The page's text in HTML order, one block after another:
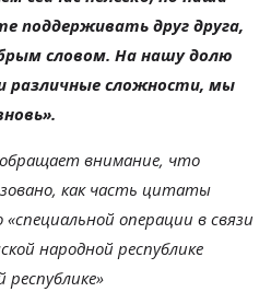
поддерживать друг друга,
словом. На нашу долю
различные сложности, мы
внимание, что
как часть цитаты
«специальной операции в связи
народной республике
республике»